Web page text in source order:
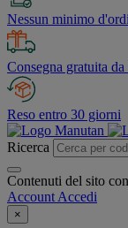
Nessun minimo
Consegna gratuita
Reso entro 30 giorni
Ricerca
Contenuti del sito
Account Accedi
×